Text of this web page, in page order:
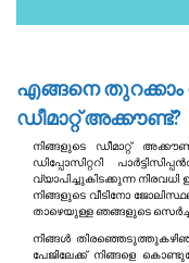
എങ്ങനെ തുറക്കാം
ഡീമാറ്റ് അക്കൗണ്ട്?
നിങ്ങളുടെ ഡീമാറ്റ്
ഡിപ്പോസിറ്ററി
വ്യാപിച്ചുകിടക്കുന്ന
നിങ്ങളുടെ വീടിനോ
താഴെയുള്ള ഞങ്ങളുടെ
നിങ്ങൾ
പേജിലേക്ക് നിങ്ങളെ